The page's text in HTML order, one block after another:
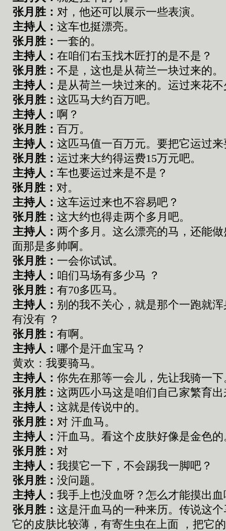
张月胜： 对 ， 他还可以展示一些表演。
主持人： 这车也挺漂亮。
张月胜： 一套的。
主持人： 在咱们右玉找木匠打的是不是？
张月胜： 不是 ， 这也是从荷兰一块过来的。
主持人： 是从荷兰一块过来的。运过来花
张月胜： 这匹马大约百万吧。
主持人： 啊？
张月胜： 百万。
主持人： 这匹马值一百万元。要把它运过
张月胜： 运过来大约得运费15万元吧。
主持人： 车也要运过来是不是？
张月胜：对。
主持人： 这车运过来也不容易吧？
张月胜： 这大约也得走两个多月吧。
主持人： 两个多月。这么漂亮的马，还能
面那是多帅啊。
张月胜： 一会你试试。
主持人： 咱们马场有多少马 ？
张月胜： 有70多匹马。
主持人： 别的我不关心， 就是那个一跑就浑
有没有 ？
张月胜： 有啊。
主持人： 哪个是汗血宝马 ？
黄欢：我要骑马。
主持人： 你先在那等一会儿， 先让我骑一下
张月胜： 这两匹小马这是咱们自己家繁育
主持人： 这就是传说中的。
张月胜： 对 汗血马。
主持人： 汗血马。看这个皮肤好像是金色的
张月胜： 对
主持人： 我摸它一下 ， 不会踢我一脚吧？
张月胜： 没问题。
主持人： 我手上也没血呀 ？ 怎么才能摸出血
张月胜： 这是汗血马的一种来历。传说这个
它的皮肤比较薄 ，有寄生虫在上面 ，把它